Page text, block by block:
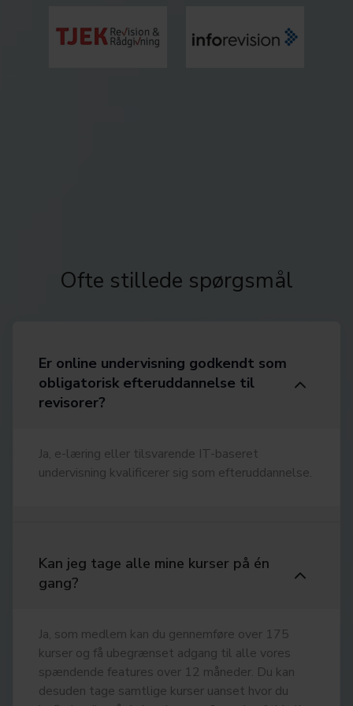
Ofte stillede spørgsmål
Er online undervisning godkendt som
obligatorisk efteruddannelse til
revisorer?
Ja, e-læring eller tilsvarende IT-baseret
undervisning kvalificerer sig som efteruddannelse.
Kan jeg tage alle mine kurser på én
gang?
Ja, som medlem kan du gennemføre over 175
kurser og få ubegrænset adgang til alle vores
spændende features over 12 måneder. Du kan
desuden tage samtlige kurser uanset hvor du